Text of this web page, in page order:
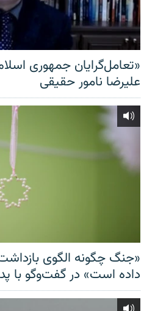
«تعامل‌گرایان جمهوری
علیرضا نامور حقیقی
«جنگ چگونه الگوی بازداشت
داده است» در گفت‌وگو با